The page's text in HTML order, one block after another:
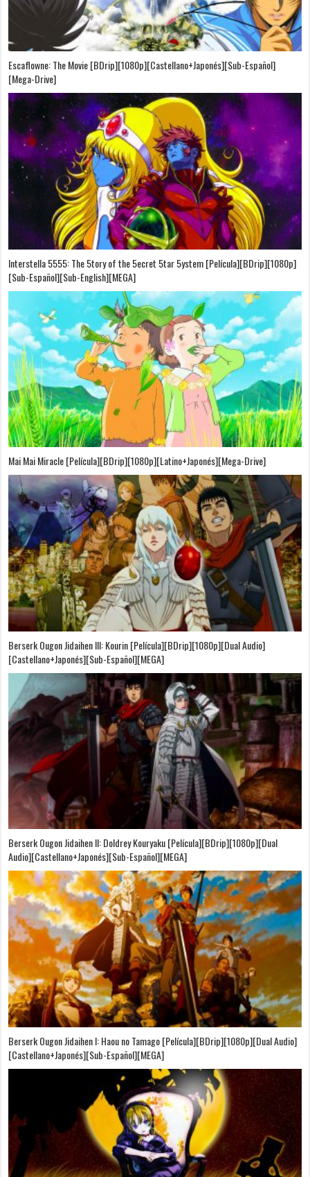
Escaflowne: The Movie [BDrip][1080p][Castellano+Japonés][Sub-Español]
[Mega-Drive]
Interstella 5555: The 5tory of the 5ecret 5tar 5ystem [Película][BDrip][1080p]
[Sub-Español][Sub-English][MEGA]
Mai Mai Miracle [Película][BDrip][1080p][Latino+Japonés][Mega-Drive]
Berserk Ougon Jidaihen III: Kourin [Película][BDrip][1080p][Dual Audio]
[Castellano+Japonés][Sub-Español][MEGA]
Berserk Ougon Jidaihen II: Doldrey Kouryaku [Película][BDrip][1080p][Dual
Audio][Castellano+Japonés][Sub-Español][MEGA]
Berserk Ougon Jidaihen I: Haou no Tamago [Película][BDrip][1080p][Dual Audio]
[Castellano+Japonés][Sub-Español][MEGA]